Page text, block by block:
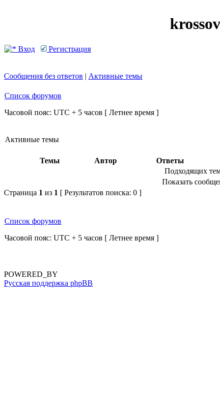
Вход Регистрация
Сообщения без ответов | Активные темы
Список форумов
Часовой пояс: UTC + 5 часов [ Летнее время ]
Активные темы
Темы Автор
Ответы
Подходящих
Показать
Страница 1 из 1 [ Результатов поиска: 0 ]
Список форумов
Часовой пояс: UTC + 5 часов [ Летнее время ]
POWERED_BY
Русская поддержка phpBB